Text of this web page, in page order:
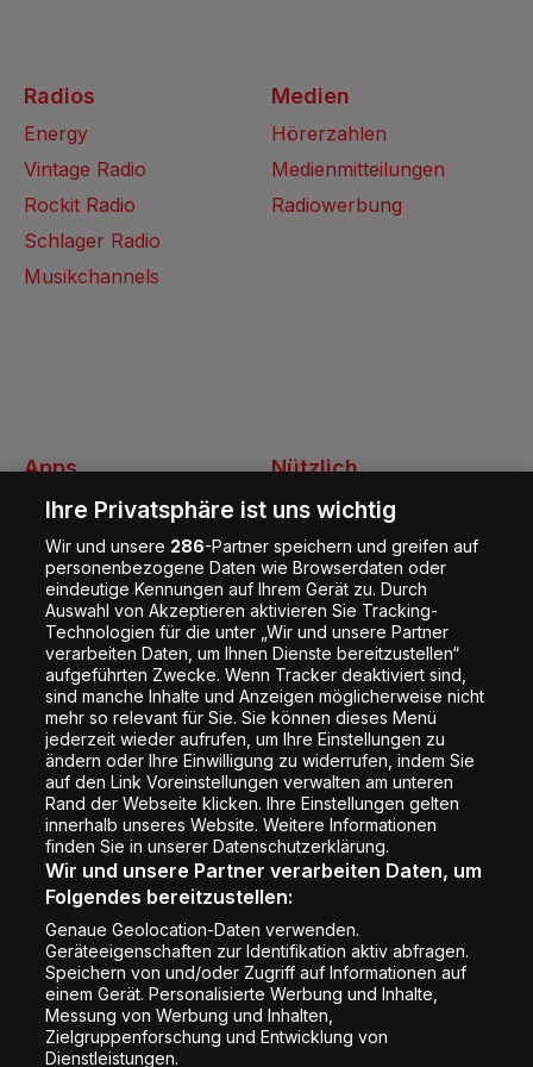
Folge uns
Copyright © Energy 2026
Radios
Energy
Vintage Radio
Rockit Radio
Schlager Radio
Musikchannels
Nützlich
Kontakt
Jobs
Shop
Impressum
Rechtliches
Datenschutz
Cookie Liste
Cookie Einstellung
Apps
Energy Radio App
Medien
Hörerzahlen
Medienmitteilungen
Radiowerbung
Ihre Privatsphäre ist uns wichtig
Wir und unsere 286-Partner speichern und greifen auf
personenbezogene Daten wie Browserdaten oder
eindeutige Kennungen auf Ihrem Gerät zu. Durch
Auswahl von Akzeptieren aktivieren Sie Tracking-
Technologien für die unter „Wir und unsere Partner
verarbeiten Daten, um Ihnen Dienste bereitzustellen“
aufgeführten Zwecke. Wenn Tracker deaktiviert sind,
sind manche Inhalte und Anzeigen möglicherweise nicht
mehr so relevant für Sie. Sie können dieses Menü
jederzeit wieder aufrufen, um Ihre Einstellungen zu
ändern oder Ihre Einwilligung zu widerrufen, indem Sie
auf den Link Voreinstellungen verwalten am unteren
Rand der Webseite klicken. Ihre Einstellungen gelten
innerhalb unseres Website. Weitere Informationen
finden Sie in unserer Datenschutzerklärung.
Wir und unsere Partner verarbeiten Daten, um
Folgendes bereitzustellen:
Genaue Geolocation-Daten verwenden.
Geräteeigenschaften zur Identifikation aktiv abfragen.
Speichern von und/oder Zugriff auf Informationen auf
einem Gerät. Personalisierte Werbung und Inhalte,
Messung von Werbung und Inhalten,
Zielgruppenforschung und Entwicklung von
Dienstleistungen.